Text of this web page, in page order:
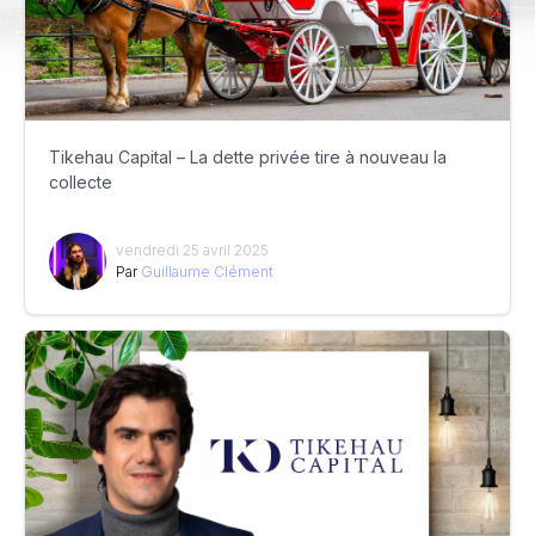
Tikehau Capital – La dette privée tire à nouveau la
collecte
vendredi 25 avril 2025
Par Guillaume Clément